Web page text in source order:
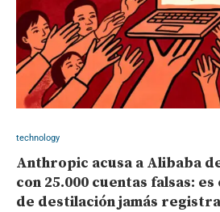
technology
Anthropic acusa a Alibaba
con 25.000 cuentas falsas:
de destilación jamás